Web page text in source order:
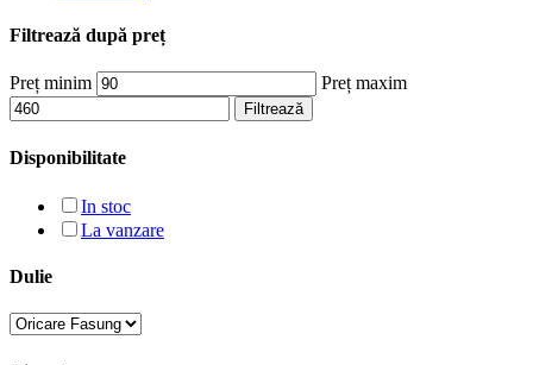
Filtrează după preț
Preț minim Preț maxim
Filtrează
Disponibilitate
In stoc
La vanzare
Dulie